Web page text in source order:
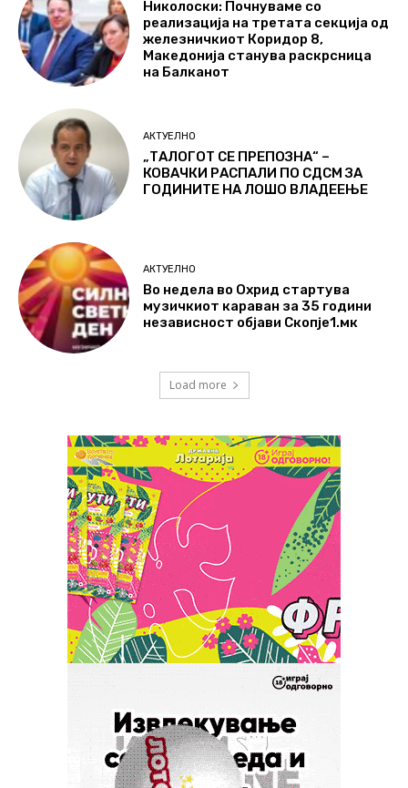
Николоски: Почнуваме со
реализација на третата секција од
железничкиот Коридор 8,
Македонија станува раскрсница
на Балканот
АКТУЕЛНО
„ТАЛОГОТ СЕ ПРЕПОЗНА“ –
КОВАЧКИ РАСПАЛИ ПО СДСМ ЗА
ГОДИНИТЕ НА ЛОШО ВЛАДЕЕЊЕ
АКТУЕЛНО
Во недела во Охрид стартува
музичкиот караван за 35 години
независност објави Скопје1.мк
Load more